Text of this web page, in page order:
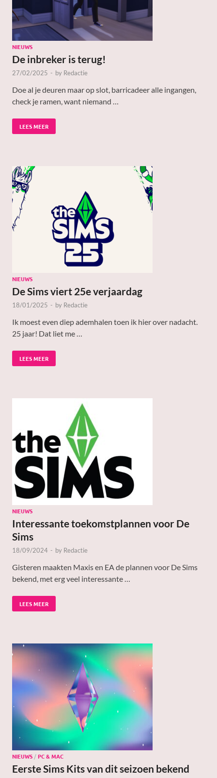
NIEUWS
De inbreker is terug!
27/02/2025 - by Redactie
Doe al je deuren maar op slot, barricadeer alle ingangen,
check je ramen, want niemand …
LEES MEER
NIEUWS
De Sims viert 25e verjaardag
18/01/2025 - by Redactie
Ik moest even diep ademhalen toen ik hier over nadacht.
25 jaar! Dat liet me …
LEES MEER
NIEUWS
Interessante toekomstplannen voor De
Sims
18/09/2024 - by Redactie
Gisteren maakten Maxis en EA de plannen voor De Sims
bekend, met erg veel interessante …
LEES MEER
NIEUWS /PC & MAC
Eerste Sims Kits van dit seizoen bekend